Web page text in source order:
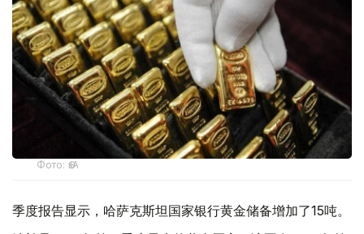
Фото: ӨзА
季度报告显示，哈萨克斯坦国家银行黄金储备增加了15吨。